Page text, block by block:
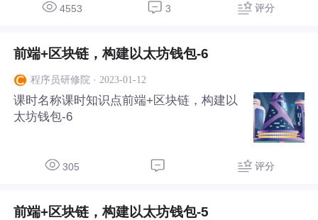
环境是windows。10小时掌握区块链技术开
4553 3 评分
前端+区块链，构建以太坊钱包-6
程序员研修院 · 2023-01-12
课时名称课时知识点前端+区块链，构建以
太坊钱包-6
305 评分
前端+区块链，构建以太坊钱包-5